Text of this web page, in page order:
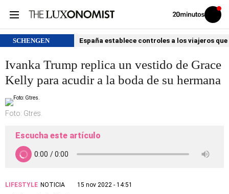
Volver
Iniciar
sesión
SCHENGEN España establece controles a los viajeros
Ivanka Trump replica un vestido de Grace
Kelly para acudir a la boda de su hermana
Foto: Gtres.
Escucha este artículo
LIFESTYLE NOTICIA
15 nov 2022 - 14:51